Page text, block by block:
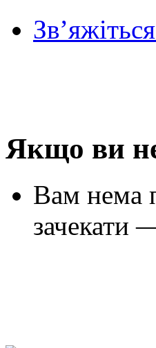
Якщо ви
Вам нема
зачекати